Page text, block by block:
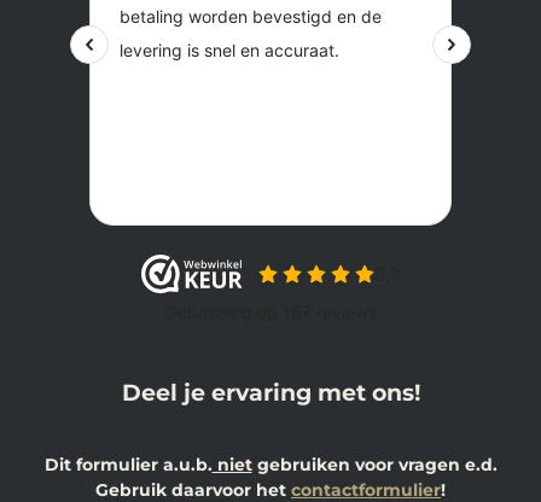
Deel je ervaring met ons!
Dit formulier a.u.b.nietgebruiken voor vragen e.d.
Gebruik daarvoor het contactformulier!